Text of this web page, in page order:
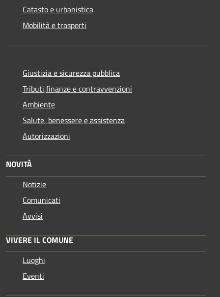
Catasto e urbanistica
Mobilità e trasporti
Giustizia e sicurezza pubblica
Tributi,finanze e contravvenzioni
Ambiente
Salute, benessere e assistenza
Autorizzazioni
NOVITÀ
Notizie
Comunicati
Avvisi
VIVERE IL COMUNE
Luoghi
Eventi